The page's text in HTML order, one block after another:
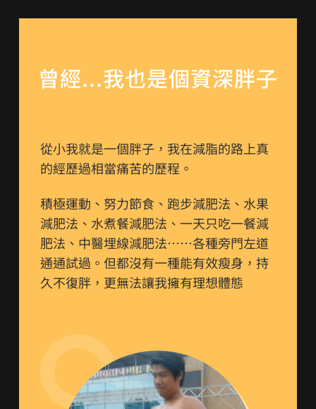
曾經...我也是個資深胖子
從小我就是一個胖子，我在減脂的路上真
的經歷過相當痛苦的歷程。
積極運動、努力節食、跑步減肥法、水果
減肥法、水煮餐減肥法、一天只吃一餐減
肥法、中醫埋線減肥法……各種旁門左道
通通試過。但都沒有一種能有效瘦身，持
久不復胖，更無法讓我擁有理想體態